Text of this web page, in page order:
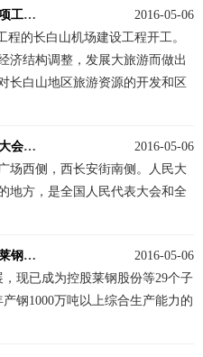
西普达XPD电机软起动器应用到该项工程建设
2016-05-06
的长白山机场建设工程开工。
济结构调整，发展大旅游而做出
长白山地区旅游资源的开发和区
西普达XPD应用成功应用北京人民大会堂暖通改造系统
2016-05-06
场西侧，西长安街南侧。人民大
地方，是全国人民代表大会和全
西普达XPD软起动器广泛应用山东莱钢集团（热电水处理）
2016-05-06
现已成为控股莱钢股份等29个子
钢1000万吨以上综合生产能力的